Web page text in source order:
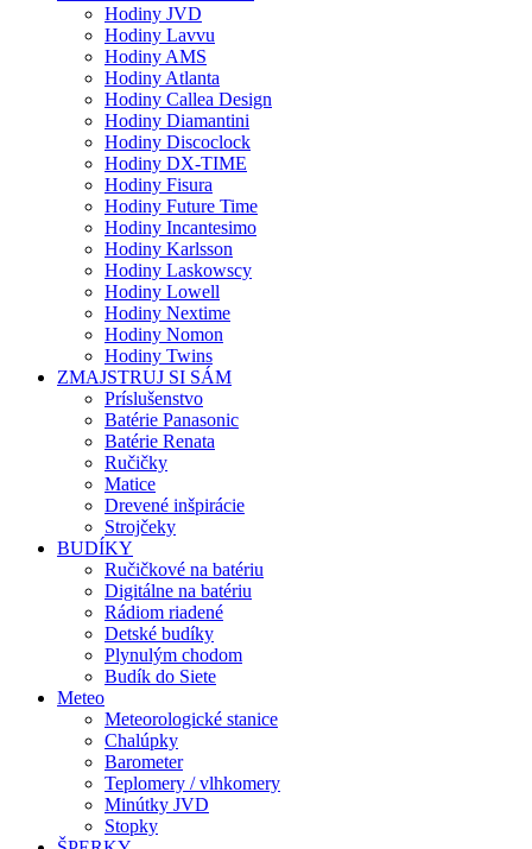
Hodiny JVD
Hodiny Lavvu
Hodiny AMS
Hodiny Atlanta
Hodiny Callea Design
Hodiny Diamantini
Hodiny Discoclock
Hodiny DX-TIME
Hodiny Fisura
Hodiny Future Time
Hodiny Incantesimo
Hodiny Karlsson
Hodiny Laskowscy
Hodiny Lowell
Hodiny Nextime
Hodiny Nomon
Hodiny Twins
ZMAJSTRUJ SI SÁM
Príslušenstvo
Batérie Panasonic
Batérie Renata
Ručičky
Matice
Drevené inšpirácie
Strojčeky
BUDÍKY
Ručičkové na batériu
Digitálne na batériu
Rádiom riadené
Detské budíky
Plynulým chodom
Budík do Siete
Meteo
Meteorologické stanice
Chalúpky
Barometer
Teplomery / vlhkomery
Minútky JVD
Stopky